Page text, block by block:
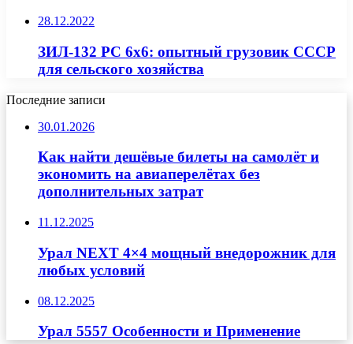
28.12.2022
ЗИЛ-132 РС 6х6: опытный грузовик СССР
для сельского хозяйства
Последние записи
30.01.2026
Как найти дешёвые билеты на самолёт и
экономить на авиаперелётах без
дополнительных затрат
11.12.2025
Урал NEXT 4×4 мощный внедорожник для
любых условий
08.12.2025
Урал 5557 Особенности и Применение